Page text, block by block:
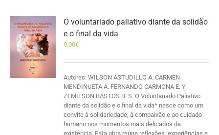
O voluntariado paliativo diante da solidão
e o final da vida
0,00€
Autores: WILSON ASTUDILLO A. CARMEN
MENDINUETA A. FERNANDO CARMONA E. Y
ZEMILSON BASTOS B. S. O Voluntariado Paliativo
diante da solidão e o final da vida* nasce como um
convite à solidariedade, à compaixão e ao cuidado
humano nos momentos mais delicados da
existência. Esta obra reúne reflexões, experiências e